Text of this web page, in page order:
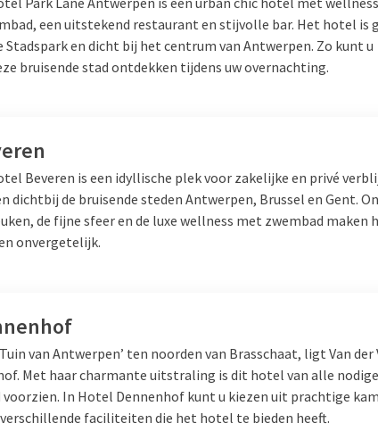
middelpunt. In deze
zijn de kleinere, exclusieve
merken. Voor
Daar vindt u
spullen. Er heerst een
een heerlijk Belgisch
met een
van het
een uitstekend restaurant en stijvolle bar. Het hotel is
Stadspark en dicht bij het centrum van Antwerpen. Zo kunt u
bruisende stad ontdekken tijdens uw overnachting.
Beveren is een idyllische plek voor zakelijke en privé
dichtbij de bruisende steden Antwerpen, Brussel en Gent.
de fijne sfeer en de luxe wellness met zwembad maken
onvergetelijk.
van Antwerpen’ ten noorden van Brasschaat, ligt Van der
Met haar charmante uitstraling is dit hotel van alle
In Hotel Dennenhof kunt u kiezen uit prachtige
faciliteiten die het hotel te bieden heeft.